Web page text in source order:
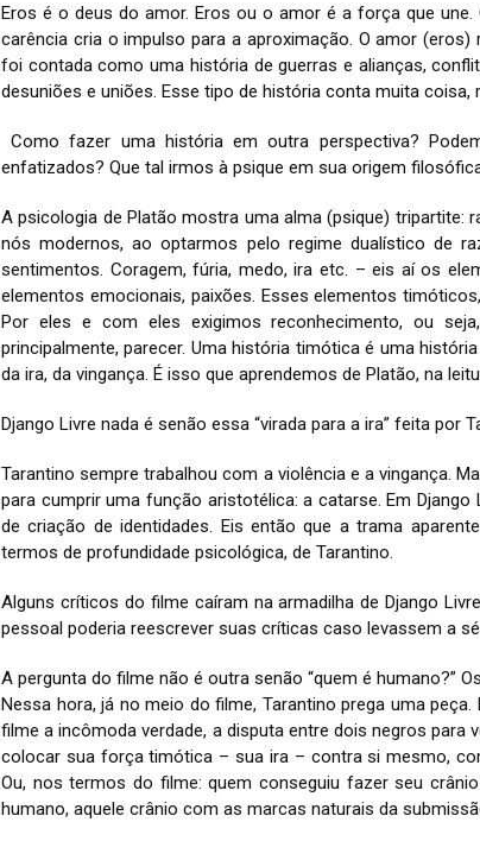
Eros é o deus do amor. Eros ou o amor é a força que
carência cria o impulso para a aproximação. O amor
foi contada como uma história de guerras e alianças,
desuniões e uniões. Esse tipo de história conta muita
Como fazer uma história em outra perspectiva?
enfatizados? Que tal irmos à psique em sua origem
A psicologia de Platão mostra uma alma (psique) tripartite:
nós modernos, ao optarmos pelo regime dualístico de
sentimentos. Coragem, fúria, medo, ira etc. – eis aí os
elementos emocionais, paixões. Esses elementos
Por eles e com eles exigimos reconhecimento, ou
principalmente, parecer. Uma história timótica é uma
da ira, da vingança. É isso que aprendemos de Platão, na
Django Livre nada é senão essa “virada para a ira” feita por
Tarantino sempre trabalhou com a violência e a vingança.
para cumprir uma função aristotélica: a catarse. Em
de criação de identidades. Eis então que a trama
termos de profundidade psicológica, de Tarantino.
Alguns críticos do filme caíram na armadilha de Django
pessoal poderia reescrever suas críticas caso levassem a
A pergunta do filme não é outra senão “quem é humano?”
Nessa hora, já no meio do filme, Tarantino prega uma
filme a incômoda verdade, a disputa entre dois negros para
colocar sua força timótica – sua ira – contra si mesmo,
Ou, nos termos do filme: quem conseguiu fazer seu
humano, aquele crânio com as marcas naturais da